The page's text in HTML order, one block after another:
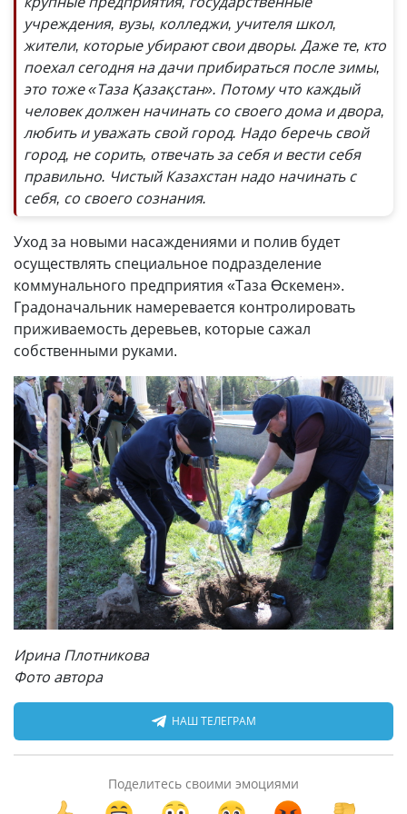
учреждения, вузы, колледжи, учителя школ,
жители, которые убирают свои дворы. Даже те, кто
поехал сегодня на дачи прибираться после зимы,
это тоже «Таза Қазақстан». Потому что каждый
человек должен начинать со своего дома и двора,
любить и уважать свой город. Надо беречь свой
город, не сорить, отвечать за себя и вести себя
правильно. Чистый Казахстан надо начинать с
себя, со своего сознания.
Уход за новыми насаждениями и полив будет
осуществлять специальное подразделение
коммунального предприятия «Таза ϴскемен».
Градоначальник намеревается контролировать
приживаемость деревьев, которые сажал
собственными руками.
Ирина Плотникова
Фото автора
НАШ ТЕЛЕГРАМ
Поделитесь своими эмоциями